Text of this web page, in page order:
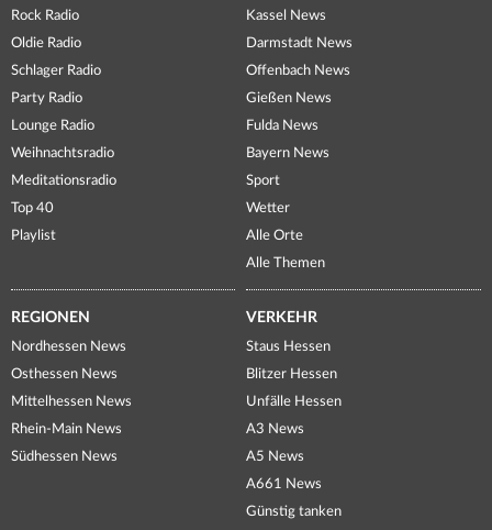
Rock Radio
Oldie Radio
Schlager Radio
Party Radio
Lounge Radio
Weihnachtsradio
Meditationsradio
Top 40
Playlist
Kassel News
Darmstadt News
Offenbach News
Gießen News
Fulda News
Bayern News
Sport
Wetter
Alle Orte
Alle Themen
REGIONEN
Nordhessen News
Osthessen News
Mittelhessen News
Rhein-Main News
Südhessen News
VERKEHR
Staus Hessen
Blitzer Hessen
Unfälle Hessen
A3 News
A5 News
A661 News
Günstig tanken